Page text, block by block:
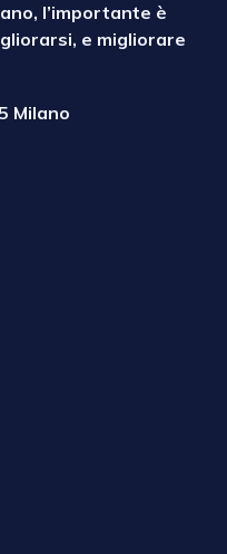
l’importante è
e migliorare
Milano